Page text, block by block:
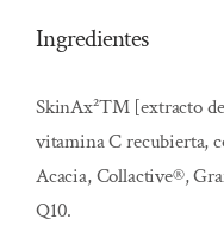
Ingredientes
SkinAx²™ [extracto de
vitamina C recubierta,
Acacia, Collactive®,
Q10.